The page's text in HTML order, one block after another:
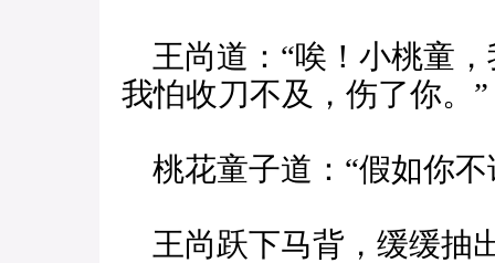
王尚道：“唉！小桃童
我怕收刀不及，伤了你。”
桃花童子道：“假如你不
王尚跃下马背，缓缓抽